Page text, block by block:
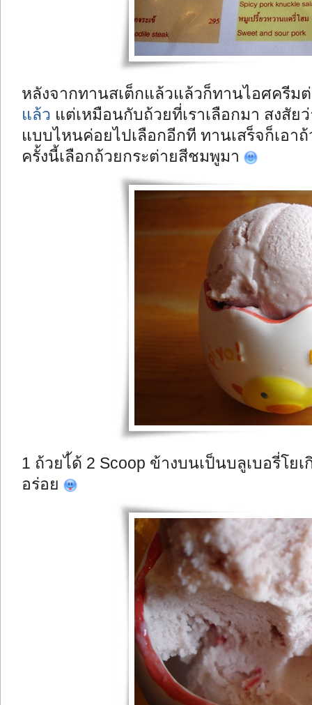
หลังจากทานสเต็กแล้วแล้วก็ทานไอศครีม
แล้ว แต่เหมือนกับถ้วยที่เราเลือกมา สงสัย
แบบไหนค่อยไปเลือกอีกที ทานเสร็จก็เอา
ครั้งนี้เลือกถ้วยกระต่ายสีชมพูมา
1 ถ้วยไ้ด้ 2 Scoop ข้างบนเป็นบลูเบอรี่โย
อร่อย